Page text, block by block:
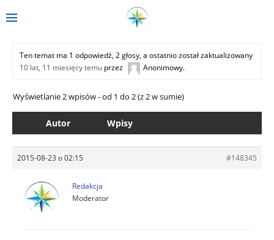
Ten temat ma 1 odpowiedź, 2 głosy, a ostatnio został zaktualizowany
10 lat, 11 miesięcy temu przez Anonimowy.
Wyświetlanie 2 wpisów - od 1 do 2 (z 2 w sumie)
Autor Wpisy
2015-08-23 o 02:15 #148345
Redakcja
Moderator